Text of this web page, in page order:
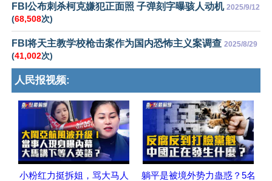
FBI公布刺杀柯克嫌犯正面照 子弹刻字曝骇人动机 2025/9/12
(68,508次)
FBI将天主教学校枪击案作为国内恐怖主义案调查 2025/8/29
(41,002次)
人民报视频:
小粉红力挺拆姐，骂大马人
躺平是被境外势力蛊惑？5名